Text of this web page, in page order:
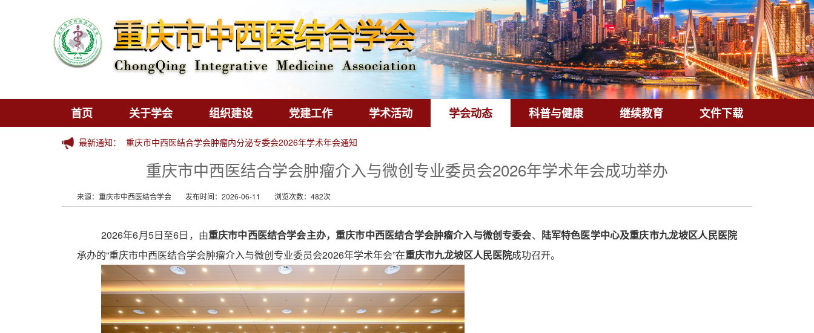
首页 关于学会 组织建设 党建工作 学术活动 学会动态 科普与健康 继续教育 文件下载
最新通知：重庆市中西医结合学会肿瘤内分泌专委会2026年学术年会通知
重庆市中西医结合学会肿瘤介入与微创专业委员会2026年学术年会成功举办
来源：重庆市中西医结合学会 发布时间：2026-06-11 浏览次数：482次
2026年6月5日至6日，由重庆市中西医结合学会主办，重庆市中西医结合学会肿瘤介入与微创专委会、 陆军特色医学中心及重庆市九龙坡区人民医院
承办的“重庆市中西医结合学会肿瘤介入与微创专业委员会2026年学术年会”在重庆市九龙坡区人民医院成功召开。